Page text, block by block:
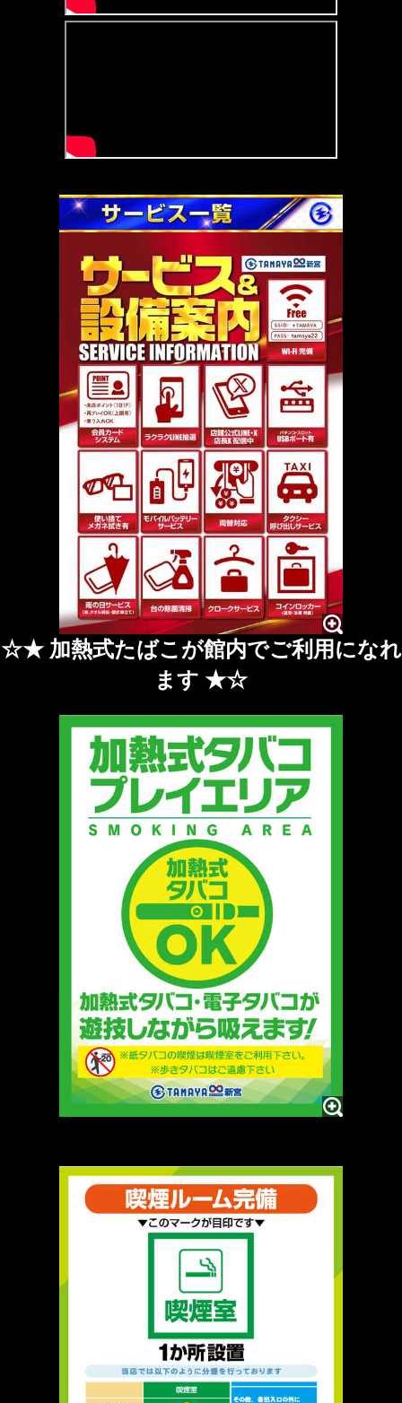
☆★ 加熱式たばこが館内でご利用になれ
ます ★☆